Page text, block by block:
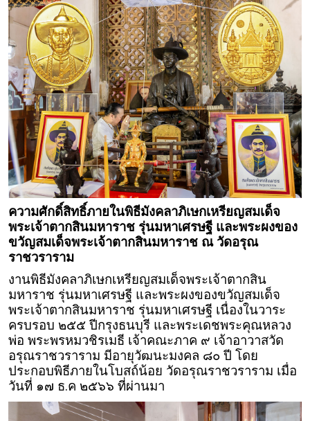
ความศักดิ์สิทธิ์ภายในพิธีมังคลาภิเษกเหรียญสมเด็จ
พระเจ้าตากสินมหาราช รุ่นมหาเศรษฐี และพระผงของ
ขวัญสมเด็จพระเจ้าตากสินมหาราช ณ วัดอรุณ
ราชวราราม
งานพิธีมังคลาภิเษกเหรียญสมเด็จพระเจ้าตากสิน
มหาราช รุ่นมหาเศรษฐี และพระผงของขวัญสมเด็จ
พระเจ้าตากสินมหาราช รุ่นมหาเศรษฐี เนื่องในวาระ
ครบรอบ ๒๕๕ ปีกรุงธนบุรี และพระเดชพระคุณหลวง
พ่อ พระพรหมวชิรเมธี เจ้าคณะภาค ๙ เจ้าอาวาสวัด
อรุณราชวราราม มีอายุวัฒนะมงคล ๘๐ ปี โดย
ประกอบพิธีภายในโบสถ์น้อย วัดอรุณราชวราราม เมื่อ
วันที่ ๑๗ ธ.ค ๒๕๖๖ ที่ผ่านมา